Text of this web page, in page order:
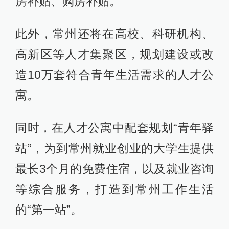
此外，常州还将在高校、科研机构、
高新区等人才集聚区，规划建设或改
造10万套符合青年生活需求的人才公
寓。
同时，在人才公寓中配套规划“青年驿
站”，为到常州就业创业的大学生提供
最长3个月的免费住宿，以及就业咨询
等综合服务，打造到常州工作生活
的“第一站”。